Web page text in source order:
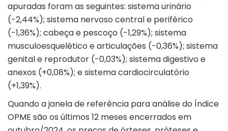
apuradas foram as seguintes: sistema urinário
(-2,44%); sistema nervoso central e periférico
(-1,36%); cabeça e pescoço (-1,29%); sistema
musculoesquelético e articulações (-0,36%); sistema
genital e reprodutor (-0,03%); sistema digestivo e
anexos (+0,08%); e sistema cardiocirculatório
(+1,39%).
Quando a janela de referência para análise do Índice
OPME são os últimos 12 meses encerrados em